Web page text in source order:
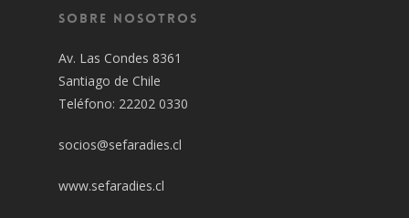
Sobre Nosotros
Av. Las Condes 8361
Santiago de Chile
Teléfono: 22202 0330
socios@sefaradies.cl
www.sefaradies.cl